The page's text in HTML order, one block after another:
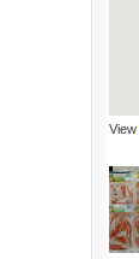
View